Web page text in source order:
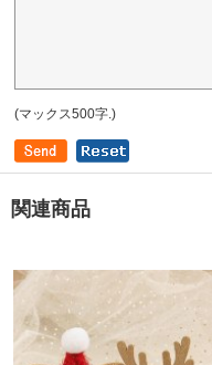
(マックス500字.)
関連商品